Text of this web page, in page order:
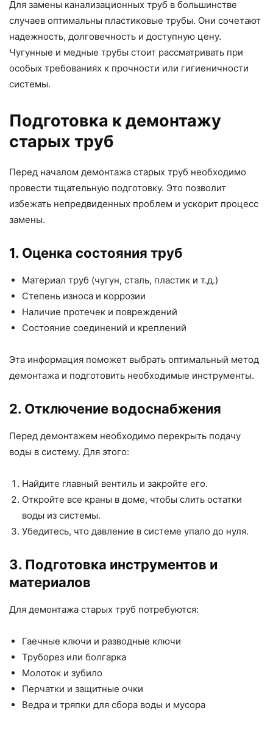
Для замены канализационных труб в большинстве
случаев оптимальны пластиковые трубы. Они сочетают
надежность, долговечность и доступную цену.
Чугунные и медные трубы стоит рассматривать при
особых требованиях к прочности или гигиеничности
системы.
Подготовка к демонтажу
старых труб
Перед началом демонтажа старых труб необходимо
провести тщательную подготовку. Это позволит
избежать непредвиденных проблем и ускорит процесс
замены.
1. Оценка состояния труб
Материал труб (чугун, сталь, пластик и т.д.)
Степень износа и коррозии
Наличие протечек и повреждений
Состояние соединений и креплений
Эта информация поможет выбрать оптимальный метод
демонтажа и подготовить необходимые инструменты.
2. Отключение водоснабжения
Перед демонтажем необходимо перекрыть подачу
воды в систему. Для этого:
Найдите главный вентиль и закройте его.
Откройте все краны в доме, чтобы слить остатки
воды из системы.
Убедитесь, что давление в системе упало до нуля.
3. Подготовка инструментов и
материалов
Для демонтажа старых труб потребуются:
Гаечные ключи и разводные ключи
Труборез или болгарка
Молоток и зубило
Перчатки и защитные очки
Ведра и тряпки для сбора воды и мусора